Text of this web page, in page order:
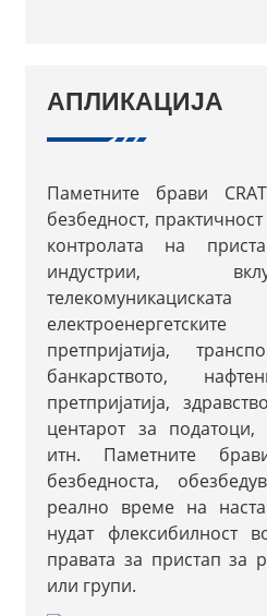
АПЛИКАЦИЈА
Паметните брави
безбедност,
контролата на
индустрии,
претпријатија,
банкарството,
претпријатија,
центарот за податоци,
итн. Паметните
безбедноста,
реално време на
нудат флексибилност
правата за пристап за
или групи.